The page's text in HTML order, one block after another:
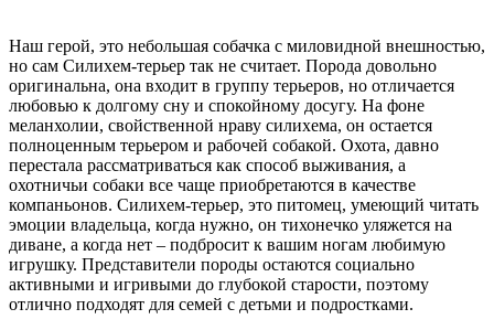
Наш герой, это небольшая собачка с миловидной внешностью,
но сам Силихем-терьер так не считает. Порода довольно
оригинальна, она входит в группу терьеров, но отличается
любовью к долгому сну и спокойному досугу. На фоне
меланхолии, свойственной нраву силихема, он остается
полноценным терьером и рабочей собакой. Охота, давно
перестала рассматриваться как способ выживания, а
охотничьи собаки все чаще приобретаются в качестве
компаньонов. Силихем-терьер, это питомец, умеющий читать
эмоции владельца, когда нужно, он тихонечко уляжется на
диване, а когда нет – подбросит к вашим ногам любимую
игрушку. Представители породы остаются социально
активными и игривыми до глубокой старости, поэтому
отлично подходят для семей с детьми и подростками.